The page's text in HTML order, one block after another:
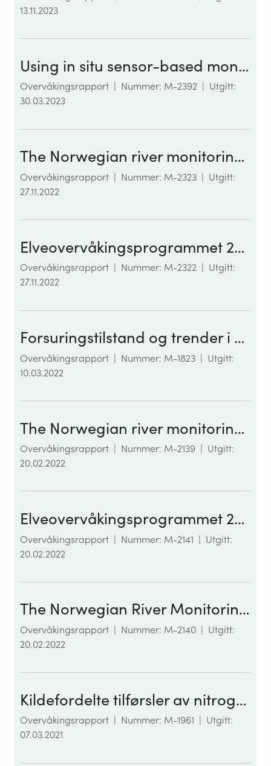
13.11.2023
Using in situ sensor-based monitoring to study impacts of climate change on river water quality and element fluxes
Overvåkingsrapport Nummer: M-2392
Utgitt:
30.03.2023
The Norwegian river monitoring programme 2021: Water quality status and trends
Overvåkingsrapport | Nummer: M-2323 | Utgitt:
27.11.2022
Elveovervåkingsprogrammet 2021: Klassifisering av økologisk og kjemisk tilstand i norske elver i tråd med vannforskriften
Overvåkingsrapport Nummer: M-2322
Utgitt:
27.11.2022
Forsuringstilstand og trender i norske innsjøer og elver med biologisk overvåking
Overvåkingsrapport | Nummer: M-1823 | Utgitt:
10.03.2022
The Norwegian river monitoring programme 2020: Water quality status and trends
Overvåkingsrapport Nummer: M-2139
Utgitt:
20.02.2022
Elveovervåkingsprogrammet 2020. Klassifisering av økologisk og kjemisk tilstand i norske elver i tråd med vannforskriften
Overvåkingsrapport | Nummer: M-2141 | Utgitt:
20.02.2022
The Norwegian River Monitoring Programme Priority substances and emerging contaminants in selected Norwegian rivers
Overvåkingsrapport | Nummer: M-2140 | Utgitt:
20.02.2022
Kildefordelte tilførsler av nitrogen og fosfor til norske kystområder i 2019 - tabeller, figurer og kart (Teotil)
Overvåkingsrapport Nummer: M-1961
Utgitt:
07.03.2021